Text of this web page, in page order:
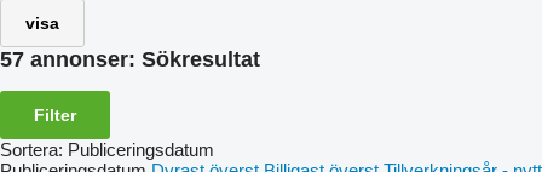
visa
57 annonser: Sökresultat
Filter
Sortera: Publiceringsdatum